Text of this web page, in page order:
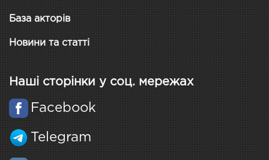
База акторів
Новини та статті
Наші сторінки у соц. мережах
Facebook
Telegram